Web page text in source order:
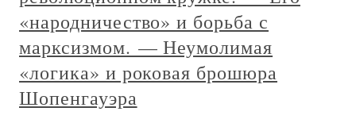
«народничество» и борьба с
марксизмом. — Неумолимая
«логика» и роковая брошюра
Шопенгауэра